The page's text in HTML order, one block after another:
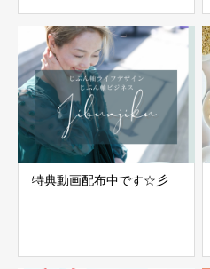
特典動画配布中です☆彡